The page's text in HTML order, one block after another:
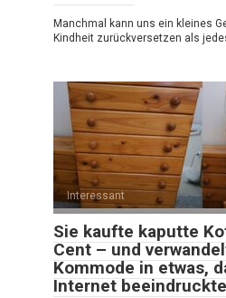
Manchmal kann uns ein kleines
Kindheit zurückversetzen als
Interessant
Sie kaufte kaputte
Cent – und
Kommode in etwas,
Internet beeindruckte